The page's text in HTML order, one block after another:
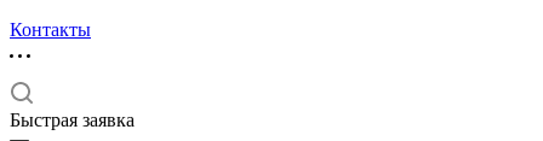
Контакты
Быстрая заявка